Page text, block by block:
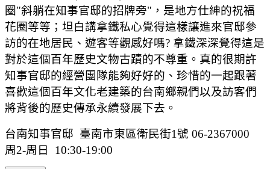
圈"斜躺在知事官邸的招牌旁"，是地方仕紳的祝福
花圈等等；坦白講拿鐵私心覺得這樣讓進來官邸參
訪的在地居民、遊客等觀感好嗎? 拿鐵深深覺得這是
對於這個百年歷史文物古蹟的不尊重。真的很期許
知事官邸的經營團隊能夠好好的、珍惜的一起跟著
喜歡這個百年文化老建築的台南鄉親們以及訪客們
將背後的歷史傳承永續發展下去。
台南知事官邸 臺南市東區衛民街1號 06-2367000
周2-周日 10:30-19:00